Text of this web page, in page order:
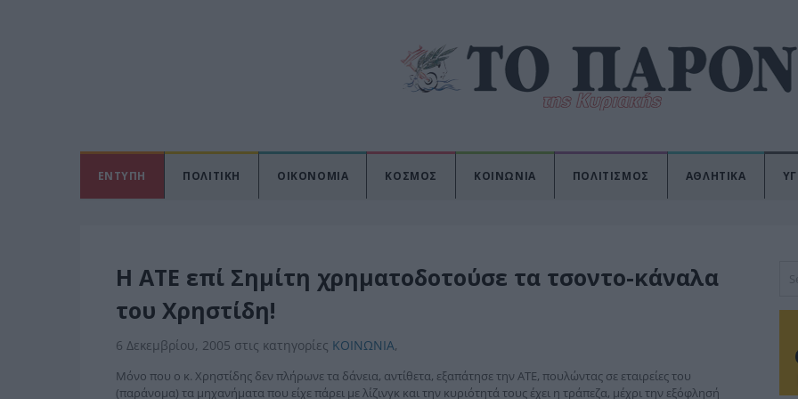
ΕΝΤΥΠΗ ΠΟΛΙΤΙΚΗ ΟΙΚΟΝΟΜΙΑ ΚΟΣΜΟΣ ΚΟΙΝΩΝΙΑ ΠΟΛΙΤΙΣΜΟΣ ΑΘΛΗΤΙΚΑ
Η ΑΤΕ επί Σημίτη χρηματοδοτούσε τα τσοντο-κάναλα
του Χρηστίδη!
6 Δεκεμβρίου, 2005 στις κατηγορίες ΚΟΙΝΩΝΙΑ,
Μόνο που ο κ. Χρηστίδης δεν πλήρωνε τα δάνεια, αντίθετα, εξαπάτησε την ΑΤΕ, πουλώντας σε εταιρείες του
(παράνομα) τα μηχανήματα που είχε πάρει με λίζινγκ και την κυριότητά τους έχει η τράπεζα, μέχρι την εξόφλησή